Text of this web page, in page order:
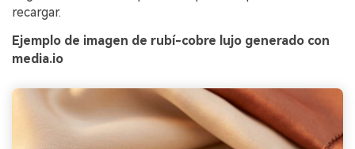
recargar.
Ejemplo de imagen de rubí-cobre lujo generado con
media.io